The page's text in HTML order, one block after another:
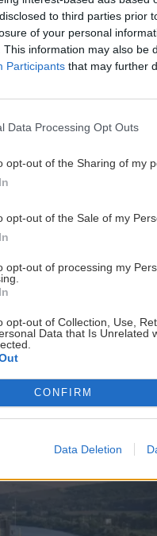
to third parties prior
of your personal
This information may also be
Participants that may further
Data Processing Opt Outs
opt-out of the Sharing of my
opt-out of the Sale of my
opt-out of processing my
opt-out of Collection, Use,
Data that Is Unrelated
CONFIRM
Data Deletion
Μητσοτάκη
ΟΙΚΟΝΟΜΙΑ
Επίδομα 150
Ιταλικά Μ.Μ.Ε
Παπαμιχαήλ:
Βουγιουκλάκη
ΕΠΙΣΤΗΜΗ
Η ακραία ζέστη
κλιματική
άνθρωποι
ΚΡΗΤΗ
Ρέθυμνο: Μήνυμα
τουρισμό μετά
οι ειδήσεις
ΚΡΗΤΗ
Επιχείρηση